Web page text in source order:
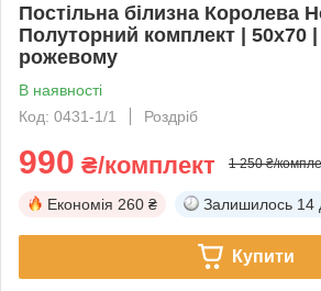
Постільна білизна Королева
Полуторний комплект | 50х70
рожевому
В наявності
Код: 0431-1/1
Роздріб
990 ₴/комплект 1 250 ₴/
Економія 260 ₴ Залишилось 14
Купити